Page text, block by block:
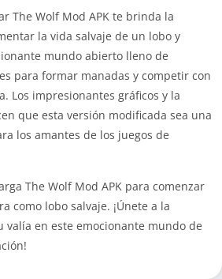
The Wolf Mod APK te brinda la
la vida salvaje de un lobo y
mundo abierto lleno de
para formar manadas y competir con
Los impresionantes gráficos y la
que esta versión modificada sea una
los amantes de los juegos de
The Wolf Mod APK para comenzar
como lobo salvaje. ¡Únete a la
valía en este emocionante mundo de